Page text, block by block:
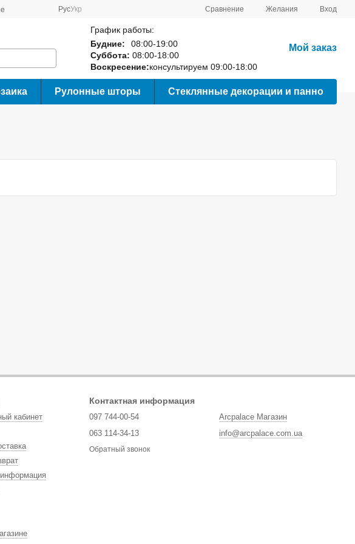
РусУкр Сравнение Желания Вход
График работы:
Будние:
08:00-19:00
Суббота: 08:00-18:00
Воскресение:консультируем 09:00-18:00
Мой заказ
Рулонные шторы Стеклянные декорации и панно
кабинет
информация
Контактная информация
097 744-00-54
063 114-34-13
Обратный звонок
Arcpalace Магазин
info@arcpalace.com.ua